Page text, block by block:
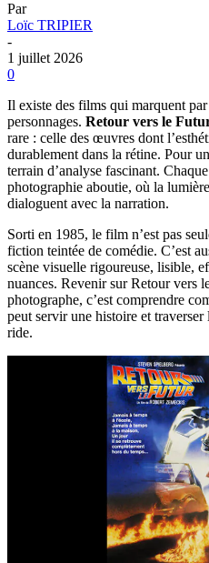
Par
Loïc TRIPIER
-
1 juillet 2026
0
Il existe des films qui marquent
personnages. Retour vers le
rare : celle des œuvres dont
durablement dans la rétine. Pour
terrain d’analyse fascinant.
photographie aboutie, où la
dialoguent avec la narration.
Sorti en 1985, le film n’est pas
fiction teintée de comédie. C’est
scène visuelle rigoureuse, lisible,
nuances. Revenir sur Retour vers
photographe, c’est comprendre
peut servir une histoire et traverser
ride.